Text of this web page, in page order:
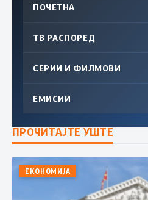
ПОЧЕТНА
ТВ РАСПОРЕД
СЕРИИ И ФИЛМОВИ
ЕМИСИИ
ПРОЧИТАЈТЕ УШТЕ
ЕКОНОМИЈА